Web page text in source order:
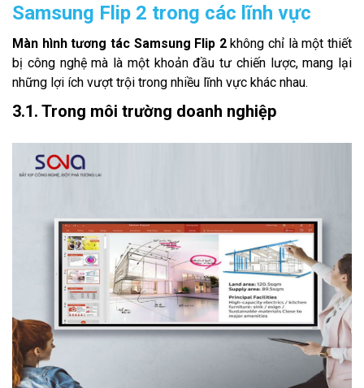
Samsung Flip 2 trong các lĩnh vực
Màn hình tương tác Samsung Flip 2không chỉ là một thiết
bị công nghệ mà là một khoản đầu tư chiến lược, mang lại
những lợi ích vượt trội trong nhiều lĩnh vực khác nhau.
3.1. Trong môi trường doanh nghiệp